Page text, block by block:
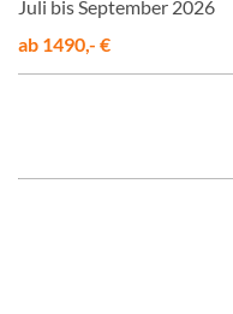
Juli bis September 2026
ab 1490,- €